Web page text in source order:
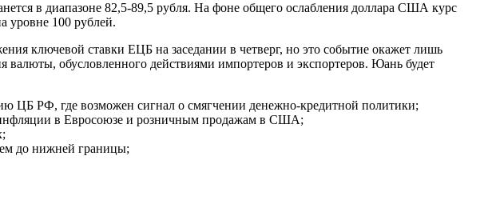
в диапазоне 82,5-89,5 рубля. На фоне общего ослабления доллара США курс
уровне 100 рублей.
ключевой ставки ЕЦБ на заседании в четверг, но это событие окажет лишь
валюты, обусловленного действиями импортеров и экспортеров. Юань будет
ЦБ РФ, где возможен сигнал о смягчении денежно-кредитной политики;
инфляции в Евросоюзе и розничным продажам в США;
до нижней границы;